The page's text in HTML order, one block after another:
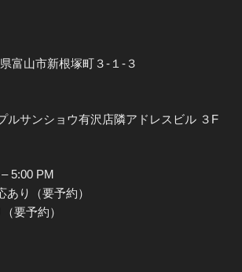
富山市新根塚町３-１-３
ルサンショウ有沢店隣アドレスビル ３F
5:00 PM
あり（要予約）
要予約）